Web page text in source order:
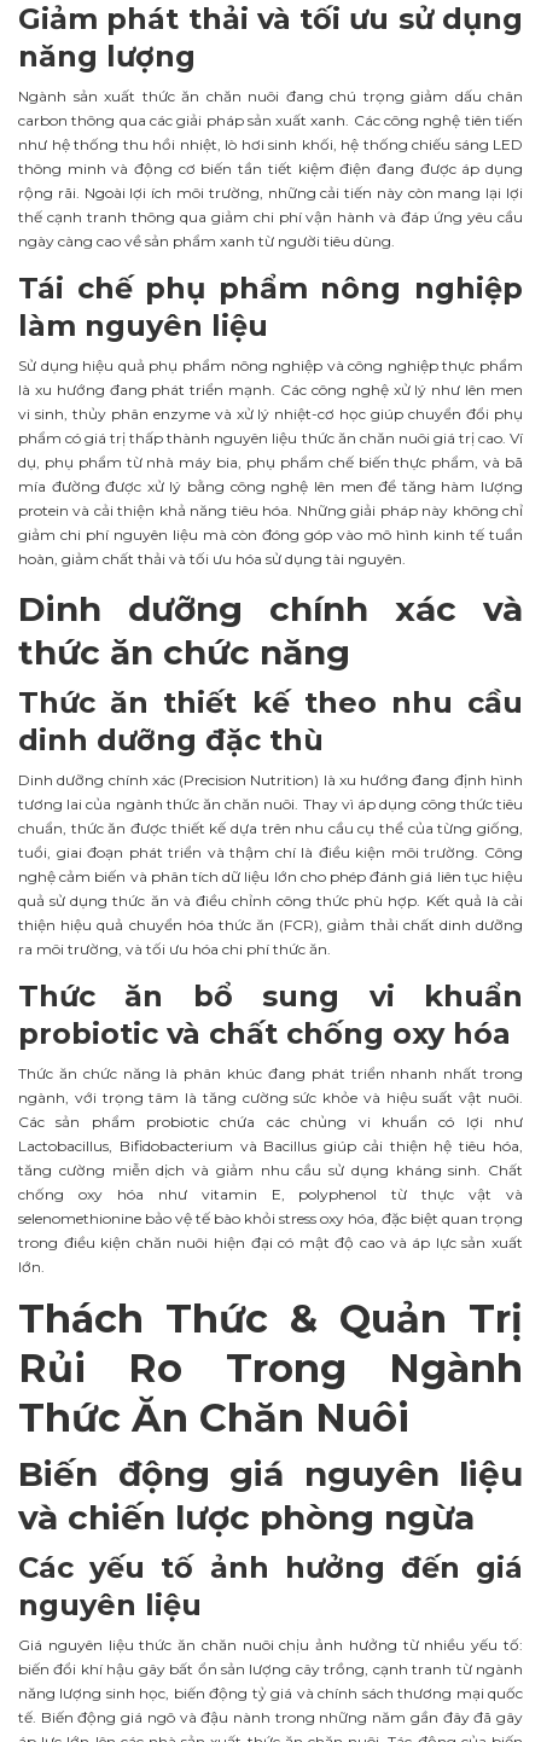
Giảm phát thải và tối ưu sử dụng
năng lượng
Ngành sản xuất thức ăn chăn nuôi đang chú trọng giảm dấu chân
carbon thông qua các giải pháp sản xuất xanh. Các công nghệ tiên tiến
như hệ thống thu hồi nhiệt, lò hơi sinh khối, hệ thống chiếu sáng LED
thông minh và động cơ biến tần tiết kiệm điện đang được áp dụng
rộng rãi. Ngoài lợi ích môi trường, những cải tiến này còn mang lại lợi
thế cạnh tranh thông qua giảm chi phí vận hành và đáp ứng yêu cầu
ngày càng cao về sản phẩm xanh từ người tiêu dùng.
Tái chế phụ phẩm nông nghiệp
làm nguyên liệu
Sử dụng hiệu quả phụ phẩm nông nghiệp và công nghiệp thực phẩm
là xu hướng đang phát triển mạnh. Các công nghệ xử lý như lên men
vi sinh, thủy phân enzyme và xử lý nhiệt-cơ học giúp chuyển đổi phụ
phẩm có giá trị thấp thành nguyên liệu thức ăn chăn nuôi giá trị cao. Ví
dụ, phụ phẩm từ nhà máy bia, phụ phẩm chế biến thực phẩm, và bã
mía đường được xử lý bằng công nghệ lên men để tăng hàm lượng
protein và cải thiện khả năng tiêu hóa. Những giải pháp này không chỉ
giảm chi phí nguyên liệu mà còn đóng góp vào mô hình kinh tế tuần
hoàn, giảm chất thải và tối ưu hóa sử dụng tài nguyên.
Dinh dưỡng chính xác và
thức ăn chức năng
Thức ăn thiết kế theo nhu cầu
dinh dưỡng đặc thù
Dinh dưỡng chính xác (Precision Nutrition) là xu hướng đang định hình
tương lai của ngành thức ăn chăn nuôi. Thay vì áp dụng công thức tiêu
chuẩn, thức ăn được thiết kế dựa trên nhu cầu cụ thể của từng giống,
tuổi, giai đoạn phát triển và thậm chí là điều kiện môi trường. Công
nghệ cảm biến và phân tích dữ liệu lớn cho phép đánh giá liên tục hiệu
quả sử dụng thức ăn và điều chỉnh công thức phù hợp. Kết quả là cải
thiện hiệu quả chuyển hóa thức ăn (FCR), giảm thải chất dinh dưỡng
ra môi trường, và tối ưu hóa chi phí thức ăn.
Thức ăn bổ sung vi khuẩn
probiotic và chất chống oxy hóa
Thức ăn chức năng là phân khúc đang phát triển nhanh nhất trong
ngành, với trọng tâm là tăng cường sức khỏe và hiệu suất vật nuôi.
Các sản phẩm probiotic chứa các chủng vi khuẩn có lợi như
Lactobacillus, Bifidobacterium và Bacillus giúp cải thiện hệ tiêu hóa,
tăng cường miễn dịch và giảm nhu cầu sử dụng kháng sinh. Chất
chống oxy hóa như vitamin E, polyphenol từ thực vật và
selenomethionine bảo vệ tế bào khỏi stress oxy hóa, đặc biệt quan trọng
trong điều kiện chăn nuôi hiện đại có mật độ cao và áp lực sản xuất
lớn.
Thách Thức & Quản Trị
Rủi Ro Trong Ngành
Thức Ăn Chăn Nuôi
Biến động giá nguyên liệu
và chiến lược phòng ngừa
Các yếu tố ảnh hưởng đến giá
nguyên liệu
Giá nguyên liệu thức ăn chăn nuôi chịu ảnh hưởng từ nhiều yếu tố:
biến đổi khí hậu gây bất ổn sản lượng cây trồng, cạnh tranh từ ngành
năng lượng sinh học, biến động tỷ giá và chính sách thương mại quốc
tế. Biến động giá ngô và đậu nành trong những năm gần đây đã gây